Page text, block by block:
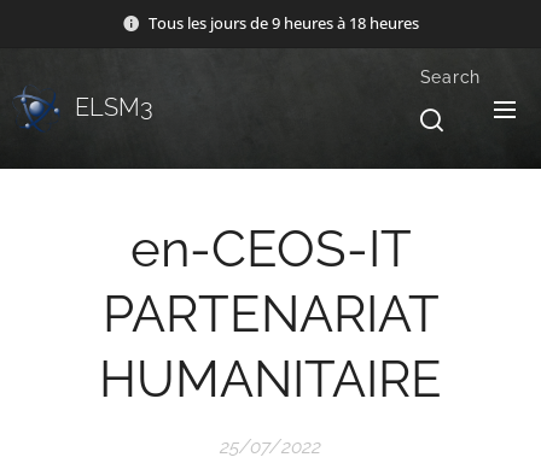
Tous les jours de 9 heures à 18 heures
ELSM3
Search
en-CEOS-IT
PARTENARIAT
HUMANITAIRE
25/07/2022